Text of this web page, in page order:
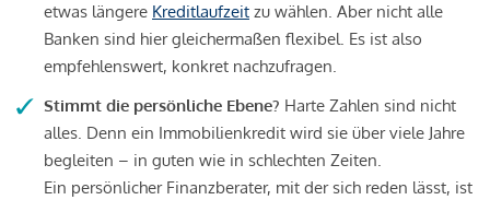
etwas längere Kreditlaufzeit zu wählen. Aber nicht alle
Banken sind hier gleichermaßen flexibel. Es ist also
empfehlenswert, konkret nachzufragen.
Stimmt die persönliche Ebene? Harte Zahlen sind nicht
alles. Denn ein Immobilienkredit wird sie über viele Jahre
begleiten – in guten wie in schlechten Zeiten.
Ein persönlicher Finanzberater, mit der sich reden lässt, ist